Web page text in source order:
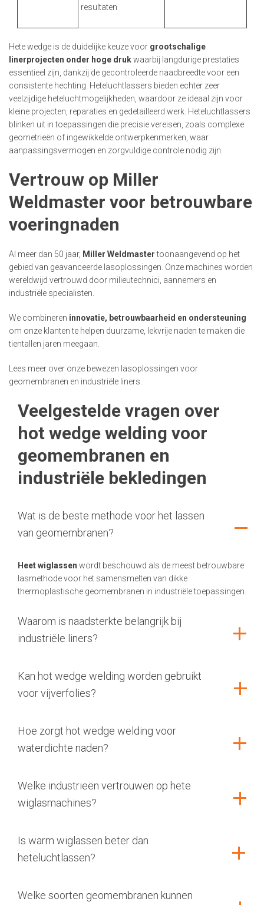
resultaten
Hete wedge is de duidelijke keuze voor grootschalige
linerprojecten onder hoge drukwaarbij langdurige prestaties
essentieel zijn, dankzij de gecontroleerde naadbreedte voor een
consistente hechting. Heteluchtlassers bieden echter zeer
veelzijdige heteluchtmogelijkheden, waardoor ze ideaal zijn voor
kleine projecten, reparaties en gedetailleerd werk. Heteluchtlassers
blinken uit in toepassingen die precisie vereisen, zoals complexe
geometrieën of ingewikkelde ontwerpkenmerken, waar
aanpassingsvermogen en zorgvuldige controle nodig zijn.
Vertrouw op Miller
Weldmaster voor betrouwbare
voeringnaden
Al meer dan 50 jaar, Miller Weldmastertoonaangevend op het
gebied van geavanceerde lasoplossingen. Onze machines worden
wereldwijd vertrouwd door milieutechnici, aannemers en
industriële specialisten.
We combineren innovatie, betrouwbaarheid en ondersteuning
om onze klanten te helpen duurzame, lekvrije naden te maken die
tientallen jaren meegaan.
Lees meer over onze bewezen lasoplossingen voor
geomembranen en industriële liners.
Veelgestelde vragen over
hot wedge welding voor
geomembranen en
industriële bekledingen
Wat is de beste methode voor het lassen
van geomembranen?
Heet wiglassen wordt beschouwd als de meest betrouwbare
lasmethode voor het samensmelten van dikke
thermoplastische geomembranen in industriële toepassingen.
Waarom is naadsterkte belangrijk bij
industriële liners?
Kan hot wedge welding worden gebruikt
voor vijverfolies?
Hoe zorgt hot wedge welding voor
waterdichte naden?
Welke industrieën vertrouwen op hete
wiglasmachines?
Is warm wiglassen beter dan
heteluchtlassen?
Welke soorten geomembranen kunnen